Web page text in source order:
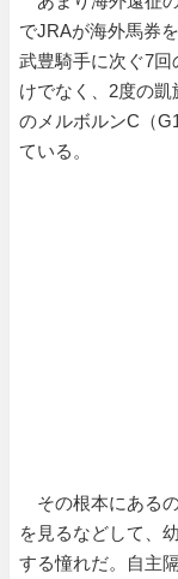
でJRAが海外馬券
武豊騎手に次ぐ7
けでなく、2度の
のメルボルンC（
ている。
その根本にある
を見るなどして、
する憧れだ。自主